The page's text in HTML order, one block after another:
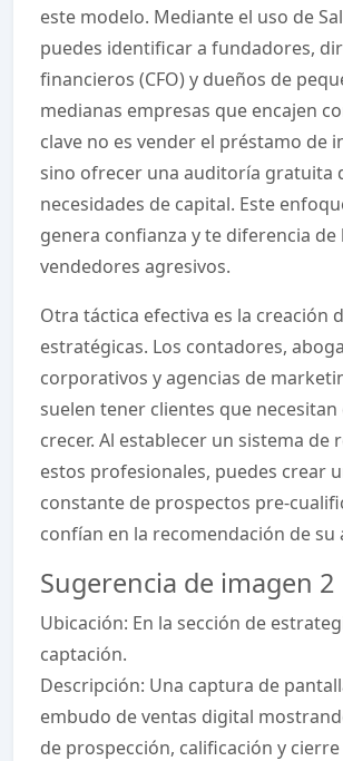
este modelo. Mediante el uso de
puedes identificar a fundadores,
financieros (CFO) y dueños de
medianas empresas que encajen
clave no es vender el préstamo de
sino ofrecer una auditoría gratuita
necesidades de capital. Este
genera confianza y te diferencia de
vendedores agresivos.
Otra táctica efectiva es la creación
estratégicas. Los contadores,
corporativos y agencias de
suelen tener clientes que
crecer. Al establecer un sistema de
estos profesionales, puedes crear
constante de prospectos pre-
confían en la recomendación de su
Sugerencia de imagen 2
Ubicación: En la sección de
captación.
Descripción: Una captura de
embudo de ventas digital
de prospección, calificación y